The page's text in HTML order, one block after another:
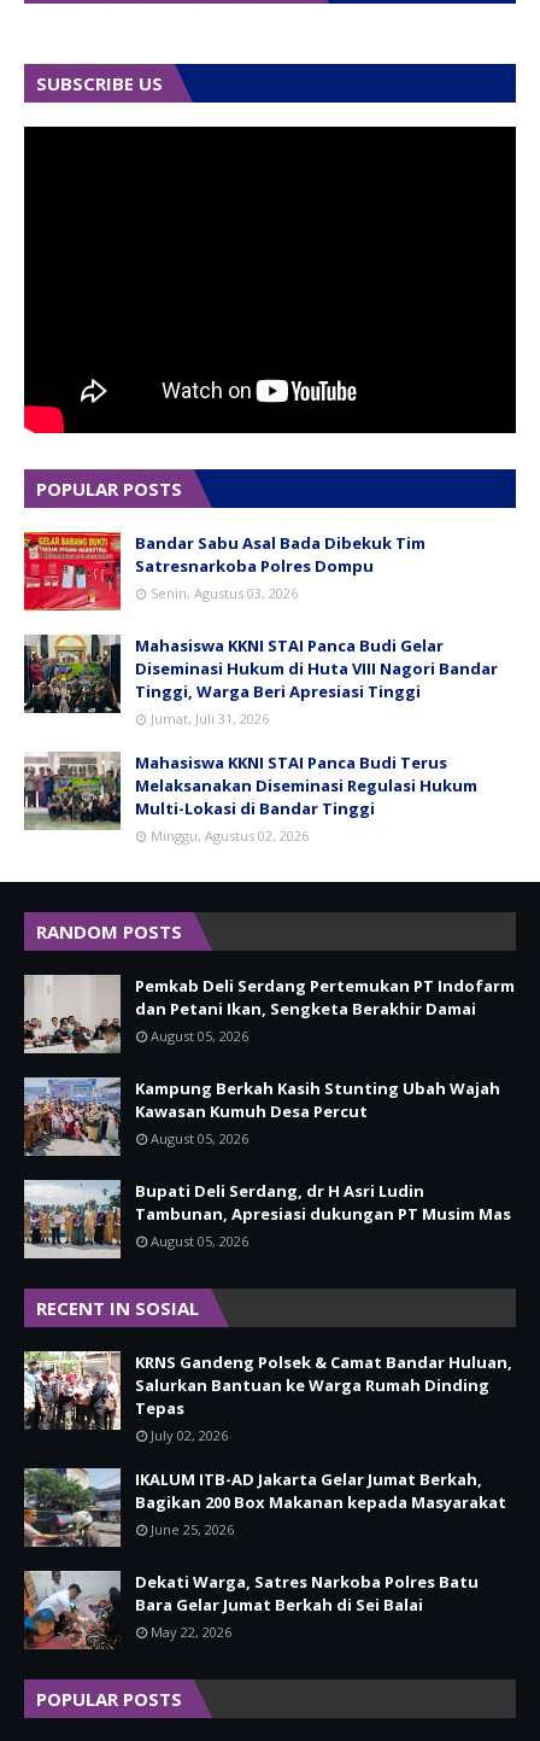
SUBSCRIBE US
POPULAR POSTS
Bandar Sabu Asal Bada Dibekuk Tim
Satresnarkoba Polres Dompu
Senin, Agustus 03, 2026
Mahasiswa KKNI STAI Panca Budi Gelar
Diseminasi Hukum di Huta VIII Nagori Bandar
Tinggi, Warga Beri Apresiasi Tinggi
Jumat, Juli 31, 2026
Mahasiswa KKNI STAI Panca Budi Terus
Melaksanakan Diseminasi Regulasi Hukum
Multi-Lokasi di Bandar Tinggi
Minggu, Agustus 02, 2026
RANDOM POSTS
Pemkab Deli Serdang Pertemukan PT Indofarm
dan Petani Ikan, Sengketa Berakhir Damai
August 05, 2026
Kampung Berkah Kasih Stunting Ubah Wajah
Kawasan Kumuh Desa Percut
August 05, 2026
Bupati Deli Serdang, dr H Asri Ludin
Tambunan, Apresiasi dukungan PT Musim Mas
August 05, 2026
RECENT IN SOSIAL
KRNS Gandeng Polsek & Camat Bandar Huluan,
Salurkan Bantuan ke Warga Rumah Dinding
Tepas
July 02, 2026
IKALUM ITB-AD Jakarta Gelar Jumat Berkah,
Bagikan 200 Box Makanan kepada Masyarakat
June 25, 2026
Dekati Warga, Satres Narkoba Polres Batu
Bara Gelar Jumat Berkah di Sei Balai
May 22, 2026
POPULAR POSTS